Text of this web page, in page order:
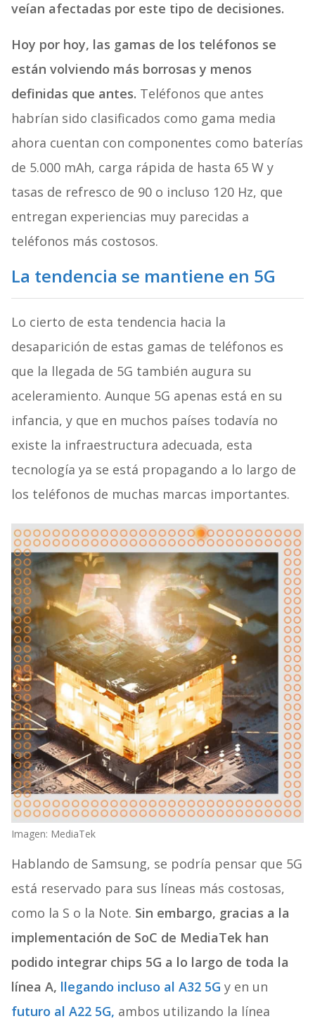
veían afectadas por este tipo de decisiones.
Hoy por hoy, las gamas de los teléfonos se
están volviendo más borrosas y menos
definidas que antes. Teléfonos que antes
habrían sido clasificados como gama media
ahora cuentan con componentes como baterías
de 5.000 mAh, carga rápida de hasta 65 W y
tasas de refresco de 90 o incluso 120 Hz, que
entregan experiencias muy parecidas a
teléfonos más costosos.
La tendencia se mantiene en 5G
Lo cierto de esta tendencia hacia la
desaparición de estas gamas de teléfonos es
que la llegada de 5G también augura su
aceleramiento. Aunque 5G apenas está en su
infancia, y que en muchos países todavía no
existe la infraestructura adecuada, esta
tecnología ya se está propagando a lo largo de
los teléfonos de muchas marcas importantes.
Imagen: MediaTek
Hablando de Samsung, se podría pensar que 5G
está reservado para sus líneas más costosas,
como la S o la Note. Sin embargo, gracias a la
implementación de SoC de MediaTek han
podido integrar chips 5G a lo largo de toda la
línea A, llegando incluso al A32 5G y en un
futuro al A22 5G, ambos utilizando la línea